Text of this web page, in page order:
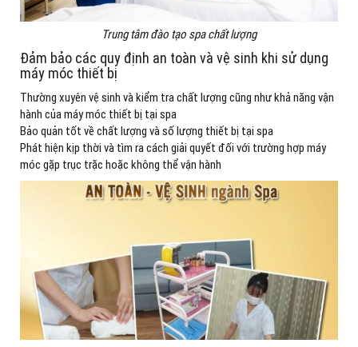
Trung tâm đào tạo spa chất lượng
Đảm bảo các quy định an toàn và vệ sinh khi sử dụng
máy móc thiết bị
Thường xuyên vệ sinh và kiểm tra chất lượng cũng như khả năng vận
hành của máy móc thiết bị tại spa
Bảo quản tốt về chất lượng và số lượng thiết bị tại spa
Phát hiện kịp thời và tìm ra cách giải quyết đối với trường hợp máy
móc gặp trục trặc hoặc không thể vận hành